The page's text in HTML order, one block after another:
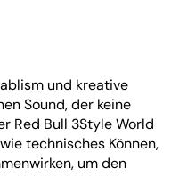
und kreative
Sound, der keine
Red Bull 3Style World
technisches Können,
um den